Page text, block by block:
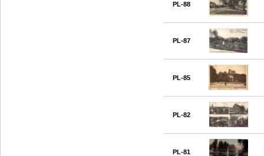
PL-88
PL-87
PL-85
PL-82
PL-81